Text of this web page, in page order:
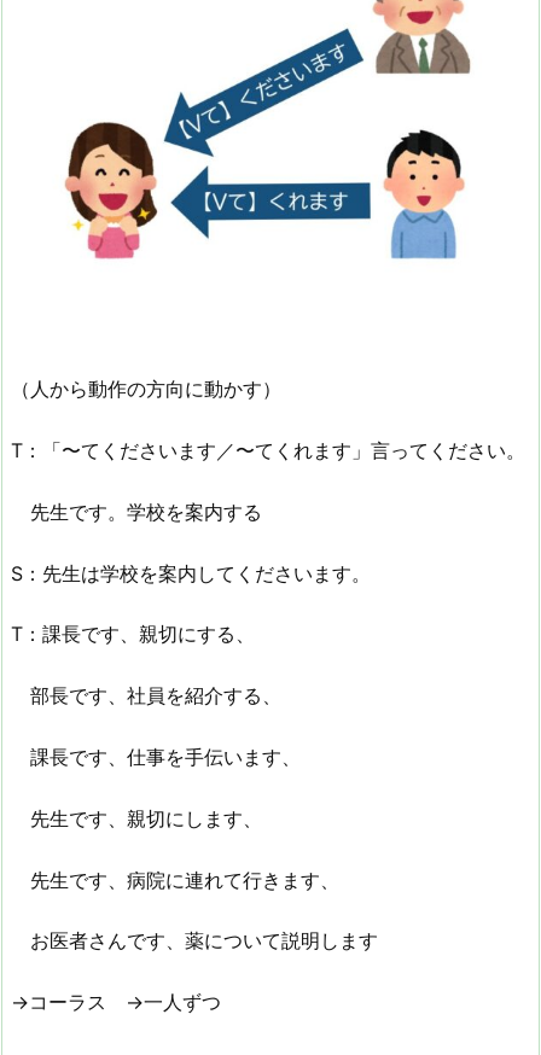
（人から動作の方向に動かす）
T：「〜てくださいます／〜てくれます」言ってください。
先生です。学校を案内する
S：先生は学校を案内してくださいます。
T：課長です、親切にする、
部長です、社員を紹介する、
課長です、仕事を手伝います、
先生です、親切にします、
先生です、病院に連れて行きます、
お医者さんです、薬について説明します
→コーラス →一人ずつ